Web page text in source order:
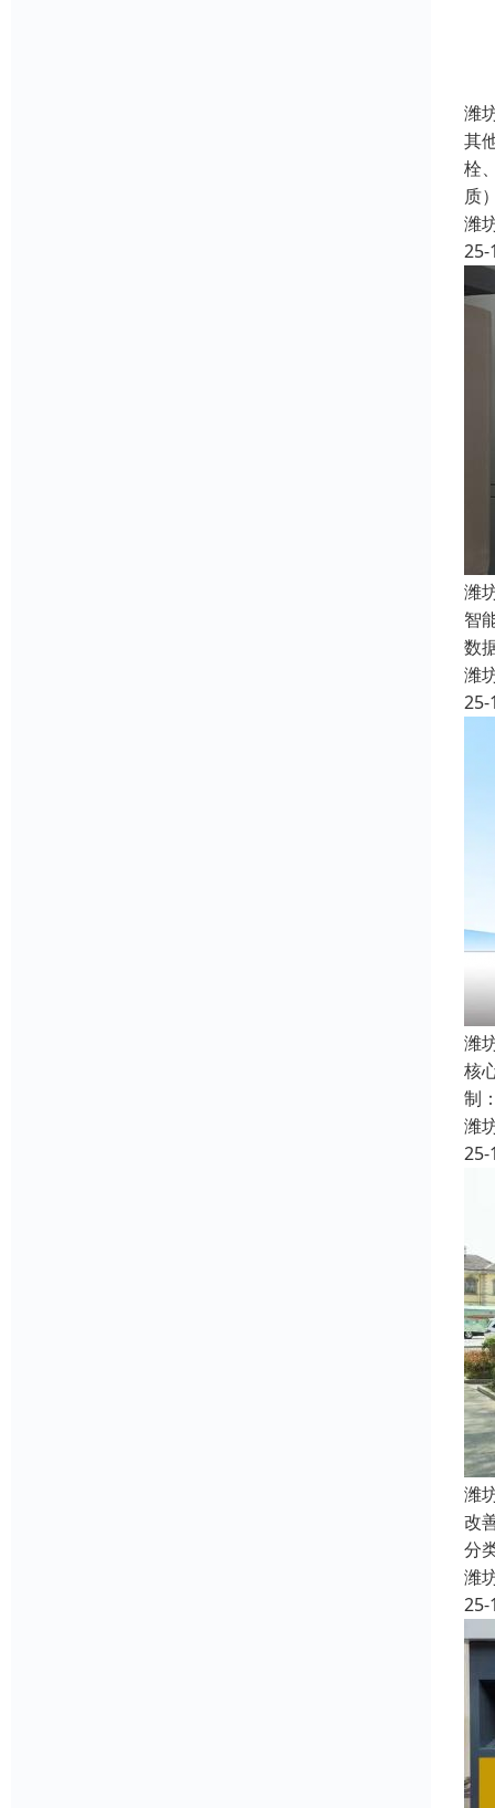
潍
其
栓
质
潍
25-
潍
智
数
潍
25-
潍
核
制
潍
25-
潍
改
分
潍
25-